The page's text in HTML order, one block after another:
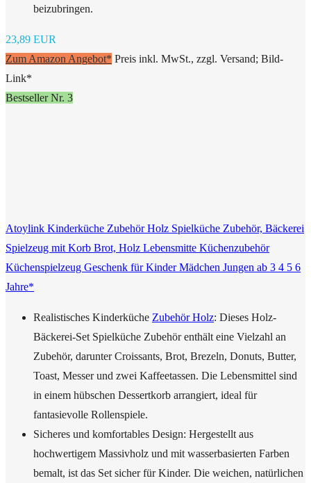
beizubringen.
23,89 EUR
Zum Amazon Angebot* Preis inkl. MwSt., zzgl. Versand; Bild-
Link*
Bestseller Nr. 3
Atoylink Kinderküche Zubehör Holz Spielküche Zubehör, Bäckerei
Spielzeug mit Korb Brot, Holz Lebensmitte Küchenzubehör
Küchenspielzeug Geschenk für Kinder Mädchen Jungen ab 3 4 5 6
Jahre*
Realistisches Kinderküche Zubehör Holz: Dieses Holz-
Bäckerei-Set Spielküche Zubehör enthält eine Vielzahl an
Zubehör, darunter Croissants, Brot, Brezeln, Donuts, Butter,
Toast, Messer und zwei Kaffeetassen. Die Lebensmittel sind
in einem hübschen Dessertkorb arrangiert, ideal für
fantasievolle Rollenspiele.
Sicheres und komfortables Design: Hergestellt aus
hochwertigem Massivholz und mit wasserbasierten Farben
bemalt, ist das Set sicher für Kinder. Die weichen, natürlichen